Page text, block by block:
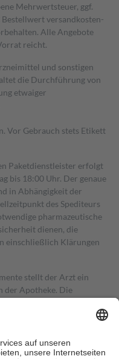
Mehrwertsteuer, ggf.
Bestell­wert versand­kosten­
Alle Angebote
reicht.
und sonstigen
die Durchführung von
etwaiger
Vor Gebrauch stets Etikett
Paketdienstleister erfolgt
bis 18:00 Uhr. Der genaue
in Abhängigkeit der
des Spediteurs
pharmazeutische
dienen, die
einschließlich Klärungen
stellt der Arzt ein
der Apotheke. Die
Teil davon als Zuzahlung
in Höhe von zehn
jedochfünf Euround